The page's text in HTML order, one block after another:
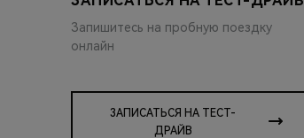
Запишитесь на пробную поездку
онлайн
ЗАПИСАТЬСЯ НА ТЕСТ-
ДРАЙВ